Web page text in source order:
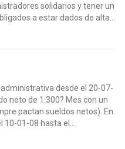
solidarios y tener un
a estar dados de alta...
desde el 20-07-
neto de 1.300? Mes con un
pactan sueldos netos). En
01-08 hasta el...